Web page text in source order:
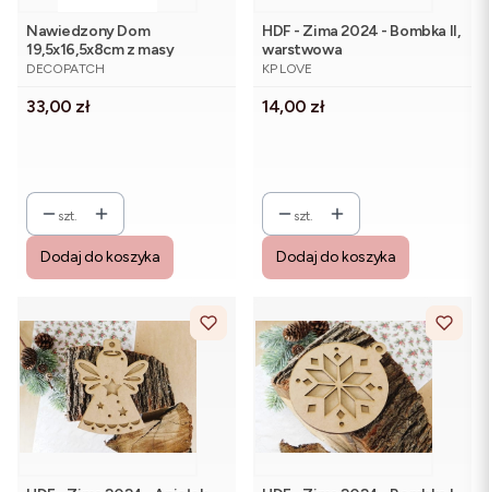
Nawiedzony Dom
19,5x16,5x8cm z masy
papierowej SA232C
PRODUCENT
DECOPATCH
Cena
33,00 zł
szt.
Dodaj do koszyka
HDF - Zima 2024 - Bombka II,
warstwowa
PRODUCENT
KP LOVE
Cena
14,00 zł
szt.
Dodaj do koszyka